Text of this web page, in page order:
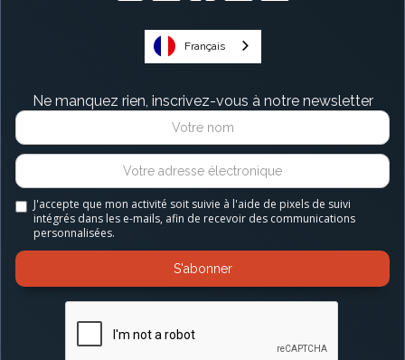
Français
Ne manquez rien, inscrivez-vous à notre newsletter
J'accepte que mon activité soit suivie à l'aide de pixels de suivi
intégrés dans les e-mails, afin de recevoir des communications
personnalisées.